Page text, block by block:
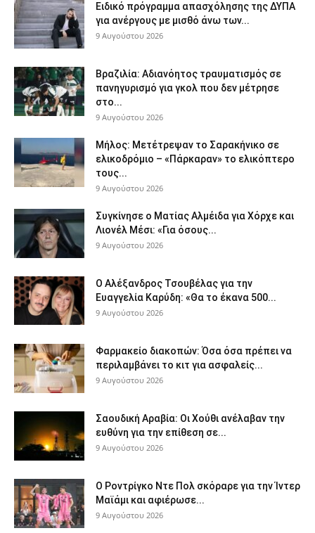
Ειδικό πρόγραμμα απασχόλησης της ΔΥΠΑ
για ανέργους με μισθό άνω των...
9 Αυγούστου 2026
Βραζιλία: Αδιανόητος τραυματισμός σε
πανηγυρισμό για γκολ που δεν μέτρησε
στο...
9 Αυγούστου 2026
Μήλος: Μετέτρεψαν το Σαρακήνικο σε
ελικοδρόμιο – «Πάρκαραν» το ελικόπτερο
τους...
9 Αυγούστου 2026
Συγκίνησε ο Ματίας Αλμέιδα για Χόρχε και
Λιονέλ Μέσι: «Για όσους...
9 Αυγούστου 2026
Ο Αλέξανδρος Τσουβέλας για την
Ευαγγελία Καρύδη: «Θα το έκανα 500...
9 Αυγούστου 2026
Φαρμακείο διακοπών: Όσα όσα πρέπει να
περιλαμβάνει το κιτ για ασφαλείς...
9 Αυγούστου 2026
Σαουδική Αραβία: Οι Χούθι ανέλαβαν την
ευθύνη για την επίθεση σε...
9 Αυγούστου 2026
Ο Ροντρίγκο Ντε Πολ σκόραρε για την Ίντερ
Μαϊάμι και αφιέρωσε...
9 Αυγούστου 2026